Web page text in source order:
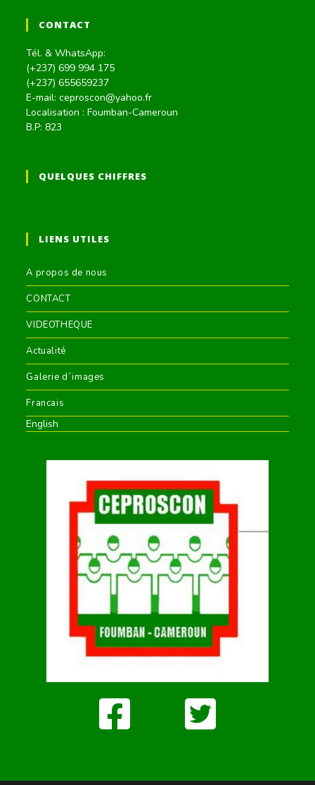
CONTACT
Tél. & WhatsApp:
(+237) 699 994 175
(+237) 655659237
E-mail: ceproscon@yahoo.fr
Localisation : Foumban-Cameroun
B.P: 823
QUELQUES CHIFFRES
LIENS UTILES
A propos de nous
CONTACT
VIDEOTHEQUE
Actualité
Galerie d´images
Francais
English